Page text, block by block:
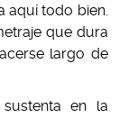
aquí todo bien.
que dura
largo de
en la